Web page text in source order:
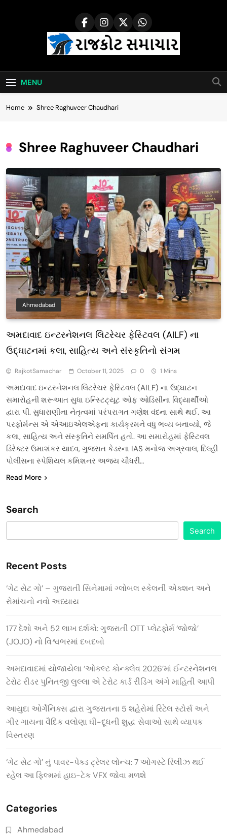
Rajkot Samachar
MENU
Home Shree Raghuveer Chaudhari
Shree Raghuveer Chaudhari
Ahmedabad
અમદાવાદ ઇન્ટરનેશનલ લિટરેચર ફેસ્ટિવલ (AILF) ના
ઉદ્ઘાટનમાં કલા, સાહિત્ય અને સંસ્કૃતિનો સંગમ
RajkotSamachar October 11, 2025 0 1 Mins
અમદાવાદ ઇન્ટરનેશનલ લિટરેચર ફેસ્ટિવલ (AILF) ના ઉદ્ઘાટન
સમારોહની શરૂઆત સુધા ઇન્સ્ટિટ્યૂટ ઓફ ઓડિસીના વિદ્યાર્થીઓ
દ્વારા પી. સુધારાણીના નેતૃત્વમાં પરંપરાગત ગણેશ વંદના સાથે થઈ. આ
પરફોર્મન્સ એ એઆઇએલએફના કાર્યક્રમને વધુ ભવ્ય બનાવ્યો, જે
કલા, સાહિત્ય અને સંસ્કૃતિને સમર્પિત હતો. આ સમારોહમાં ફેસ્ટિવલ
ડિરેક્ટર ઉમાશંકર યાદવ, ગુજરાત કેડરના IAS મનોજ અગ્રવાલ, દિલ્હી
પોલીસના સ્પેશિયલ કમિશનર અજય ચૌધરી…
Read More
Search
Search
Recent Posts
‘ગેટ સેટ ગો’ – ગુજરાતી સિનેમામાં ગ્લોબલ સ્કેલની એક્શન અને
રોમાંચનો નવો અધ્યાય
177 દેશો અને 52 લાખ દર્શકો: ગુજરાતી OTT પ્લેટફોર્મ ‘જોજો’
(JOJO) નો વિશ્વભરમાં દબદબો
અમદાવાદમાં યોજાયેલા ‘ઓકલ્ટ કોન્ક્લેવ 2026’માં ઈન્ટરનેશનલ
ટેરોટ રીડર પુનિતજી લુલ્લા એ ટેરોટ કાર્ડ રીડિંગ અંગે માહિતી આપી
આયુદા ઓર્ગેનિક્સ દ્વારા ગુજરાતના 5 શહેરોમાં રિટેલ સ્ટોર્સ અને
ગીર ગાયના વૈદિક વલોણા ઘી-દૂધની શુદ્ધ સેવાઓ સાથે વ્યાપક
વિસ્તરણ
‘ગેટ સેટ ગો’ નું પાવર-પેક્ડ ટ્રેલર લોન્ચ: 7 ઓગસ્ટે રિલીઝ થઈ
રહેલ આ ફિલ્મમાં હાઇ-ટેક VFX જોવા મળશે
Categories
Ahmedabad